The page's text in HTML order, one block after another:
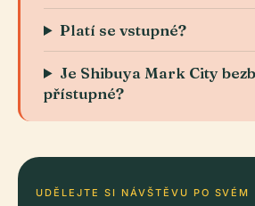
Platí se vstupné?
Je Shibuya Mark City
přístupné?
UDĚLEJTE SI NÁVŠTĚVU PO SVÉM